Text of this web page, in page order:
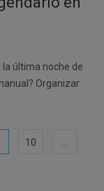
la última noche de
Organizar
10